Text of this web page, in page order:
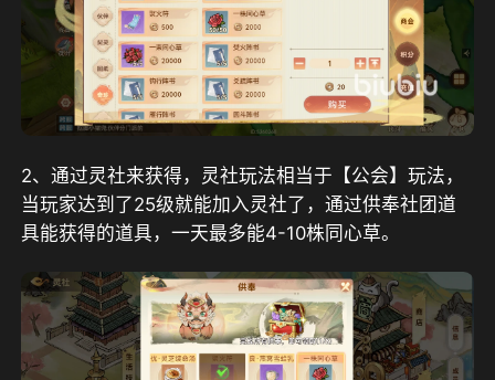
2、通过灵社来获得，灵社玩法相当于【公会】玩法，
当玩家达到了25级就能加入灵社了，通过供奉社团道
具能获得的道具，一天最多能4-10株同心草。